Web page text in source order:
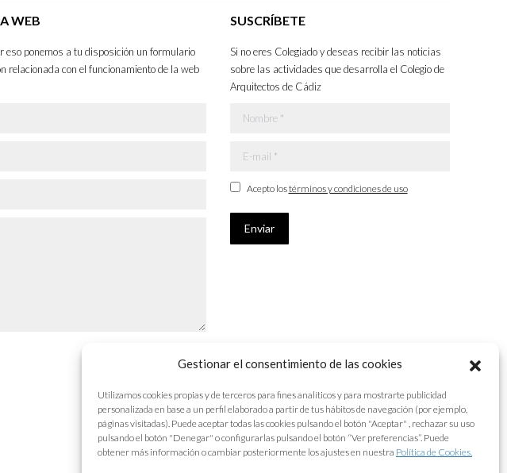
Gestionar el consentimiento de las cookies
Utilizamos cookies propias y de terceros para fines analíticos y para mostrarte publicidad
personalizada en base a un perfil elaborado a partir de tus hábitos de navegación (por ejemplo,
páginas visitadas). Puede aceptar todas las cookies pulsando el botón "Aceptar" , rechazar su uso
pulsando el botón "Denegar" o configurarlas pulsando el botón “Ver preferencias”. Puede
obtener más información o cambiar posteriormente los ajustes en nuestra Política de Cookies.
WEB
eso ponemos a tu disposición un formulario
relacionada con el funcionamiento de la web
SUSCRÍBETE
Si no eres Colegiado y deseas recibir las noticias
sobre las actividades que desarrolla el Colegio de
Arquitectos de Cádiz
Nombre *
E-mail *
Acepto lostérminos y condiciones de uso
Enviar